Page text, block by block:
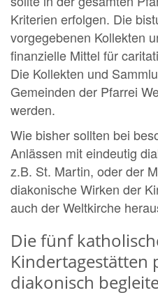
Kriterien erfolgen. Die
vorgegebenen Kollekten
finanzielle Mittel für
Die Kollekten und
Gemeinden der Pfarrei
werden.
Wie bisher sollten bei
Anlässen mit eindeutig
z.B. St. Martin, oder der
diakonische Wirken der
auch der Weltkirche
Die fünf
Kindertagestätten
diakonisch